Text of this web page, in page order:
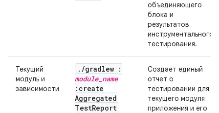
объединяющего
блока и
результатов
инструментального
тестирования.
Текущий
модуль и
зависимости
. /gradlew :
module_ name
:create
Aggregated
TestReport
Создает единый
отчет о
тестировании для
текущего модуля
приложения и его